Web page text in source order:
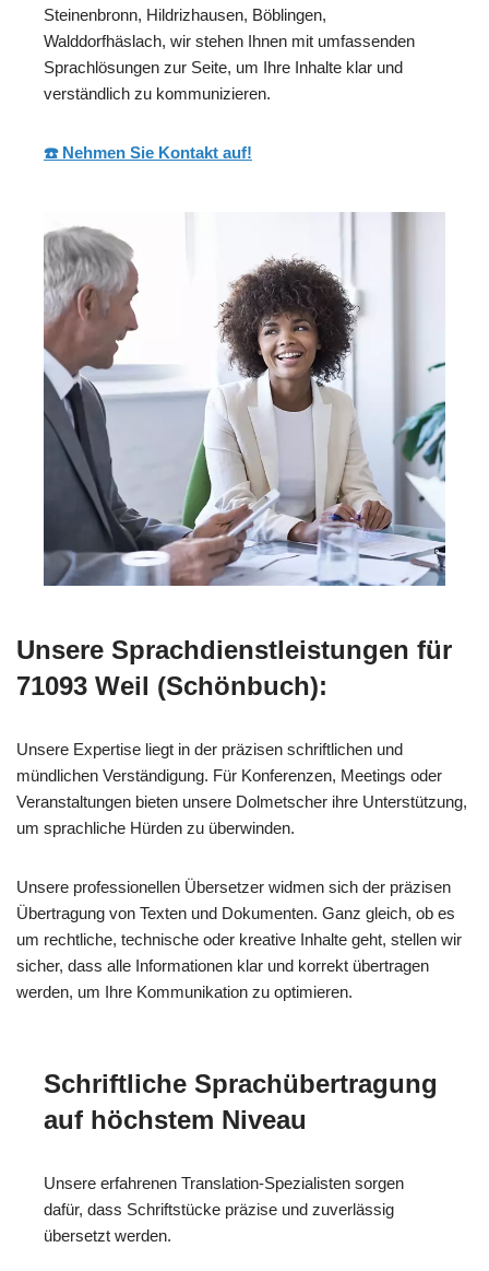
Steinenbronn, Hildrizhausen, Böblingen,
Walddorfhäslach, wir stehen Ihnen mit umfassenden
Sprachlösungen zur Seite, um Ihre Inhalte klar und
verständlich zu kommunizieren.
☎️ Nehmen Sie Kontakt auf!
Unsere Sprachdienstleistungen für
71093 Weil (Schönbuch):
Unsere Expertise liegt in der präzisen schriftlichen und
mündlichen Verständigung. Für Konferenzen, Meetings oder
Veranstaltungen bieten unsere Dolmetscher ihre Unterstützung,
um sprachliche Hürden zu überwinden.
Unsere professionellen Übersetzer widmen sich der präzisen
Übertragung von Texten und Dokumenten. Ganz gleich, ob es
um rechtliche, technische oder kreative Inhalte geht, stellen wir
sicher, dass alle Informationen klar und korrekt übertragen
werden, um Ihre Kommunikation zu optimieren.
Schriftliche Sprachübertragung
auf höchstem Niveau
Unsere erfahrenen Translation-Spezialisten sorgen
dafür, dass Schriftstücke präzise und zuverlässig
übersetzt werden.